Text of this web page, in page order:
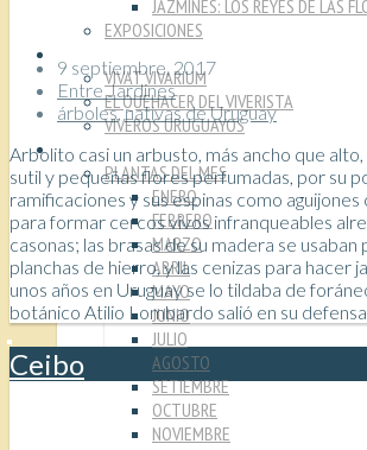
JAZMINES: LOS REYES DE LAS
EXPOSICIONES
VIVAT VIVARIUM
EL QUEHACER DEL VIVERISTA
VIVEROS URUGUAYOS
PLANTAS
PLANTAS DEL MES
ENERO
FEBRERO
MARZO
ABRIL
MAYO
JUNIO
JULIO
AGOSTO
SETIEMBRE
OCTUBRE
NOVIEMBRE
9 septiembre, 2017
Entre Jardines
árboles,nativas de Uruguay
Arbolito casi un arbusto, más ancho que
sutil y pequeñas flores perfumadas, por su
ramificaciones y sus espinas como
para formar cercos vivos infranqueables
casonas; las brasas de su madera se usaban
planchas de hierro, y las cenizas para hacer
unos años en Uruguay se lo tildaba de
botánico Atilio Lombardo salió en su defensa
Ceibo